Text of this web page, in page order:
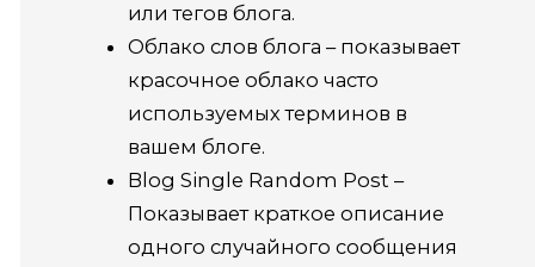
или тегов блога.
Облако слов блога – показывает
красочное облако часто
используемых терминов в
вашем блоге.
Blog Single Random Post –
Показывает краткое описание
одного случайного сообщения